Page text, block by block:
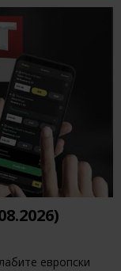
европски